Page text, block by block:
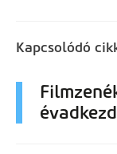
Kapcsolódó